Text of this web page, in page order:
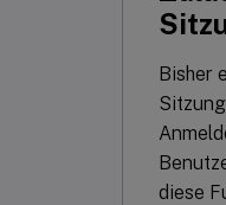
Bisher
diese